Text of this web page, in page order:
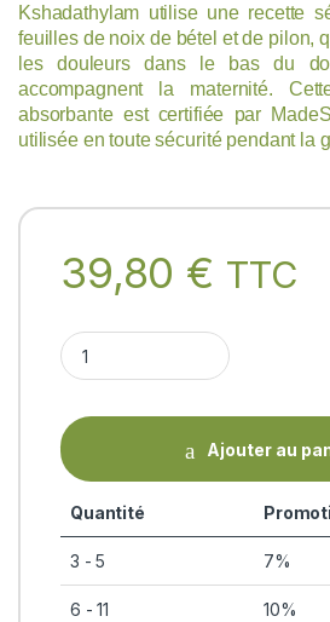
Kshadathylam utilise une recette
feuilles de noix de bétel et de pilon,
les douleurs dans le bas du
accompagnent la maternité.
absorbante est certifiée par
utilisée en toute sécurité pendant la
39,80 € TTC
MOTHER'S BACK PAIN OIL
Ajouter au
Quantité
3 - 5 7%
6 - 11 10%